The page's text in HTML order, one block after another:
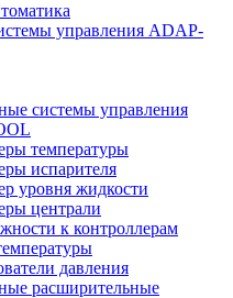
управления ADAP-
системы управления
температуры
испарителя
уровня жидкости
централи
к контроллерам
давления
расширительные